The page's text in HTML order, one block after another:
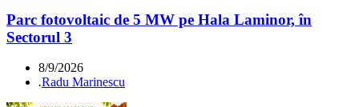
Parc fotovoltaic de 5 MW pe Hala Laminor, în
Sectorul 3
8/9/2026
.Radu Marinescu